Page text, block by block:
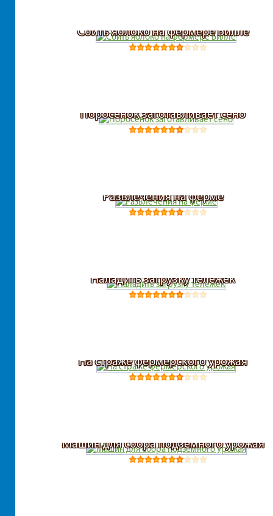
Сбить яблоко на фермере Билле
Поросенок заготавливает сено
Развлечения на ферме
Наладить загрузку тележек
На страже фермерского урожая
Машин для сбора подземного урожая